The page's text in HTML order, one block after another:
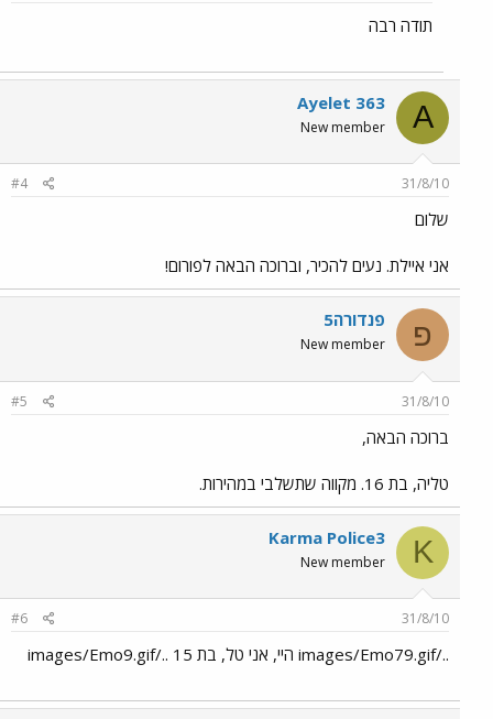
תודה רבה
A
Ayelet 363
New member
31/8/10
#4
שלום
אני איילת. נעים להכיר, וברוכה הבאה לפורום!
פ פנדורה5
New member
31/8/10
#5
ברוכה הבאה,
טליה, בת 16. מקווה שתשלבי במהירות.
K
Karma Police3
New member
31/8/10
#6
../images/Emo79.gif היי, אני טל, בת 15 ../images/Emo9.gif